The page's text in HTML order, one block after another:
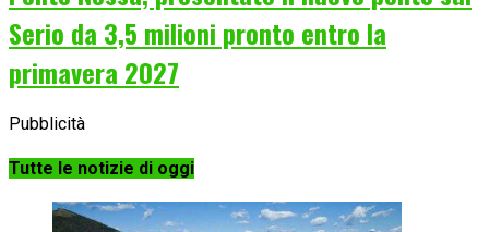
Serio da 3,5 milioni pronto entro la
primavera 2027
Pubblicità
Tutte le notizie di oggi